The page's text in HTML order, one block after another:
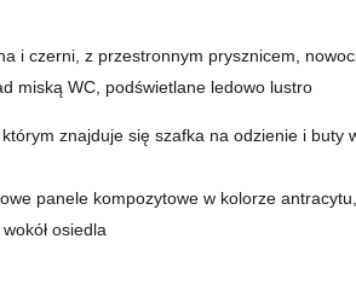
i czerni, z przestronnym prysznicem,
miską WC, podświetlane ledowo lustro
znajduje się szafka na odzienie i buty
panele kompozytowe w kolorze
osiedla